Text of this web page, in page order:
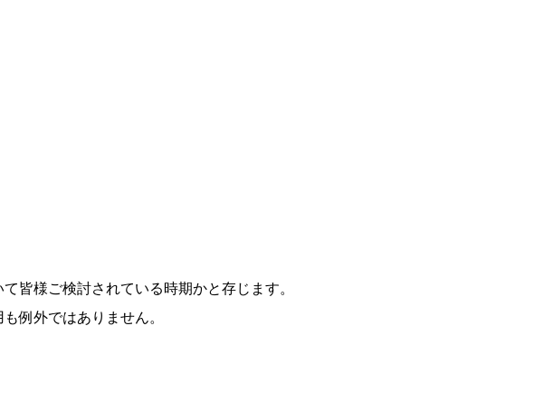
皆様ご検討されている時期かと存じます。
例外ではありません。